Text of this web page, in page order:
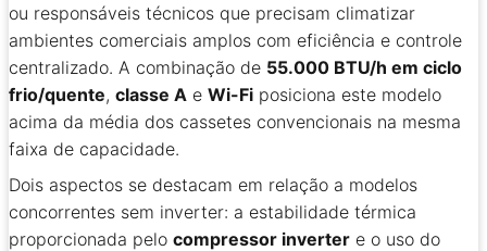
ou responsáveis técnicos que precisam climatizar
ambientes comerciais amplos com eficiência e controle
centralizado. A combinação de 55.000 BTU/h em ciclo
frio/quente, classe A e Wi-Fi posiciona este modelo
acima da média dos cassetes convencionais na mesma
faixa de capacidade.
Dois aspectos se destacam em relação a modelos
concorrentes sem inverter: a estabilidade térmica
proporcionada pelo compressor inverter e o uso do